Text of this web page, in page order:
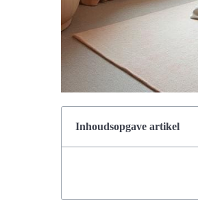
Inhoudsopgave artikel